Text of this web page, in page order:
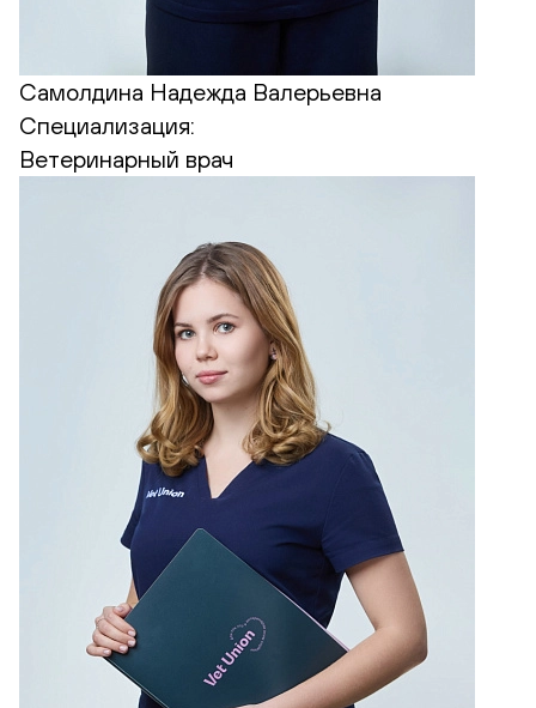
Самолдина Надежда Валерьевна
Специализация:
Ветеринарный врач